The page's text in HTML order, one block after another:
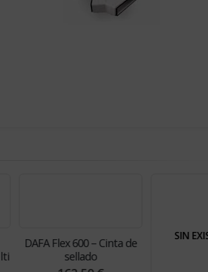
DAFA Flex 600 – Cinta de
sellado
DAFA